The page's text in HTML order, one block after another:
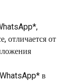
отличается от
в